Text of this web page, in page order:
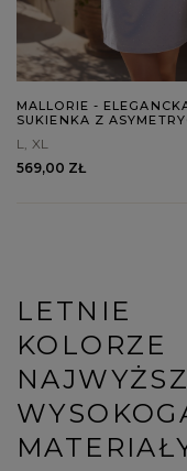
MALLORIE -
SUKIENKA Z
DŻETAMI
L XL
569,00 ZŁ